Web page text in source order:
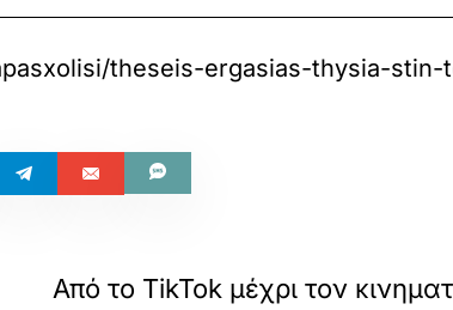
theseis-ergasias-thysia-
Από το TikTok μέχρι τον